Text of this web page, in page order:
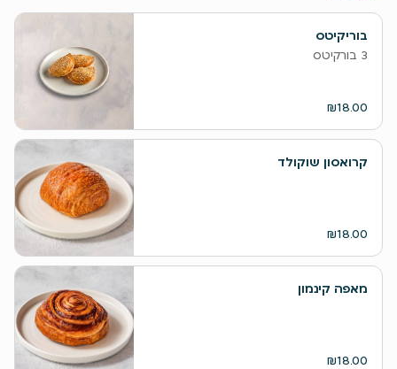
בוריקיטס
3 בורקיטס
₪18.00
קרואסון שוקולד
₪18.00
מאפה קינמון
₪18.00